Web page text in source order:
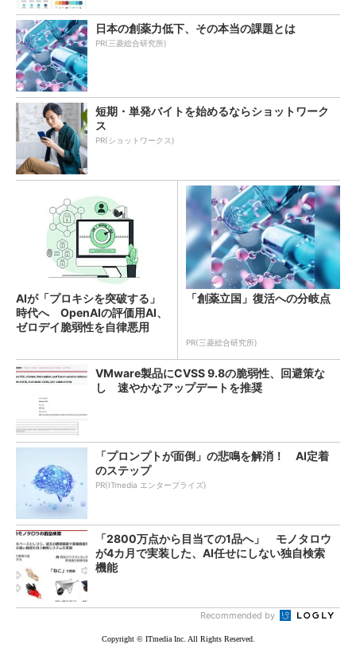
日本の創薬力低下、その本当の課題とは
PR(三菱総合研究所)
短期・単発バイトを始めるならショットワーク
ス
PR(ショットワークス)
AIが「プロキシを突破する」
時代へ OpenAIの評価用AI、
ゼロデイ脆弱性を自律悪用
「創薬立国」復活への分岐点
PR(三菱総合研究所)
VMware製品にCVSS 9.8の脆弱性、回避策な
し 速やかなアップデートを推奨
「プロンプトが面倒」の悲鳴を解消！ AI定着
のステップ
PR(ITmedia エンタープライズ)
「2800万点から目当ての1品へ」 モノタロウ
が4カ月で実装した、AI任せにしない独自検索
機能
Recommended by
Copyright © ITmedia Inc. All Rights Reserved.